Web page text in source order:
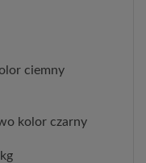
ciemny
kolor czarny